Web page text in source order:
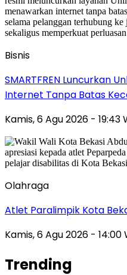
Bisnis
SMARTFREN Luncurkan
Internet Tanpa Batas
Kamis, 6 Agu 2026 - 19:43
Olahraga
Atlet Paralimpik Kota
Kamis, 6 Agu 2026 - 14:00
Trending